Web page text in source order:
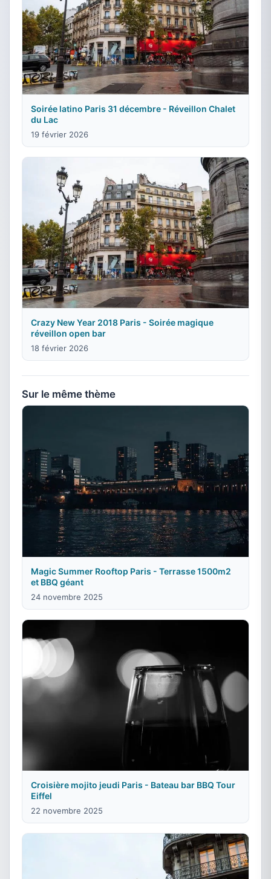
Soirée latino Paris 31 décembre - Réveillon Chalet
du Lac
19 février 2026
Crazy New Year 2018 Paris - Soirée magique
réveillon open bar
18 février 2026
Sur le même thème
Magic Summer Rooftop Paris - Terrasse 1500m2
et BBQ géant
24 novembre 2025
Croisière mojito jeudi Paris - Bateau bar BBQ Tour
Eiffel
22 novembre 2025